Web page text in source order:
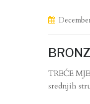
TREĆE
srednjih